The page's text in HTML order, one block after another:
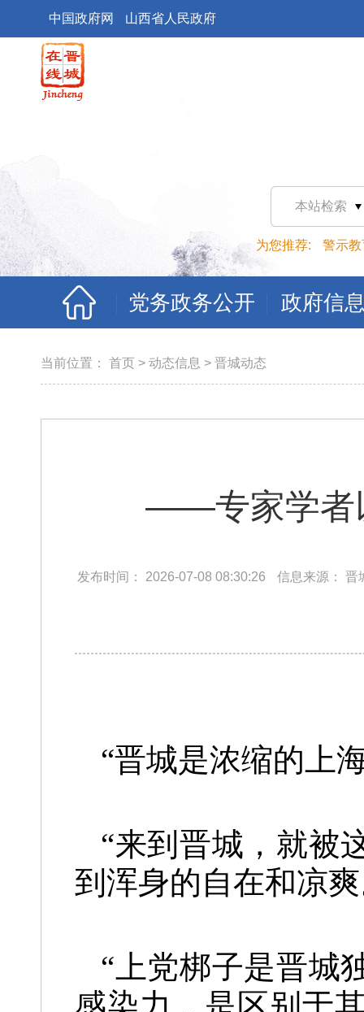
中国政府网 山西省人民政府
本站检索
为您推荐: 警示教
党务政务公开 政府信
当前位置： 首页 > 动态信息 > 晋城动态
​——专家学者
发布时间： 2026-07-08 08:30:26 信息来源： 晋
“晋城是浓缩的上
“来到晋城，就被
到浑身的自在和凉
“上党梆子是晋城